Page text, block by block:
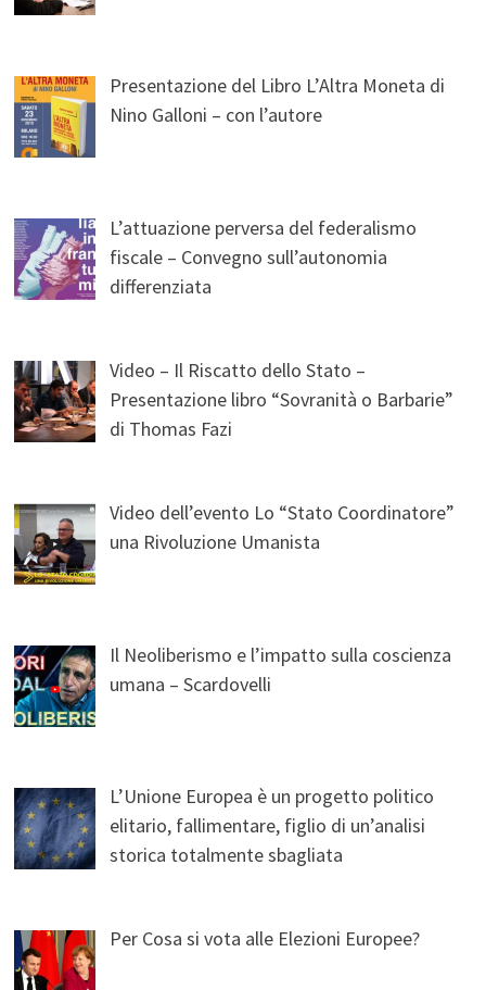
Presentazione del Libro L’Altra Moneta di
Nino Galloni – con l’autore
L’attuazione perversa del federalismo
fiscale – Convegno sull’autonomia
differenziata
Video – Il Riscatto dello Stato –
Presentazione libro “Sovranità o Barbarie”
di Thomas Fazi
Video dell’evento Lo “Stato Coordinatore”
una Rivoluzione Umanista
Il Neoliberismo e l’impatto sulla coscienza
umana – Scardovelli
L’Unione Europea è un progetto politico
elitario, fallimentare, figlio di un’analisi
storica totalmente sbagliata
Per Cosa si vota alle Elezioni Europee?